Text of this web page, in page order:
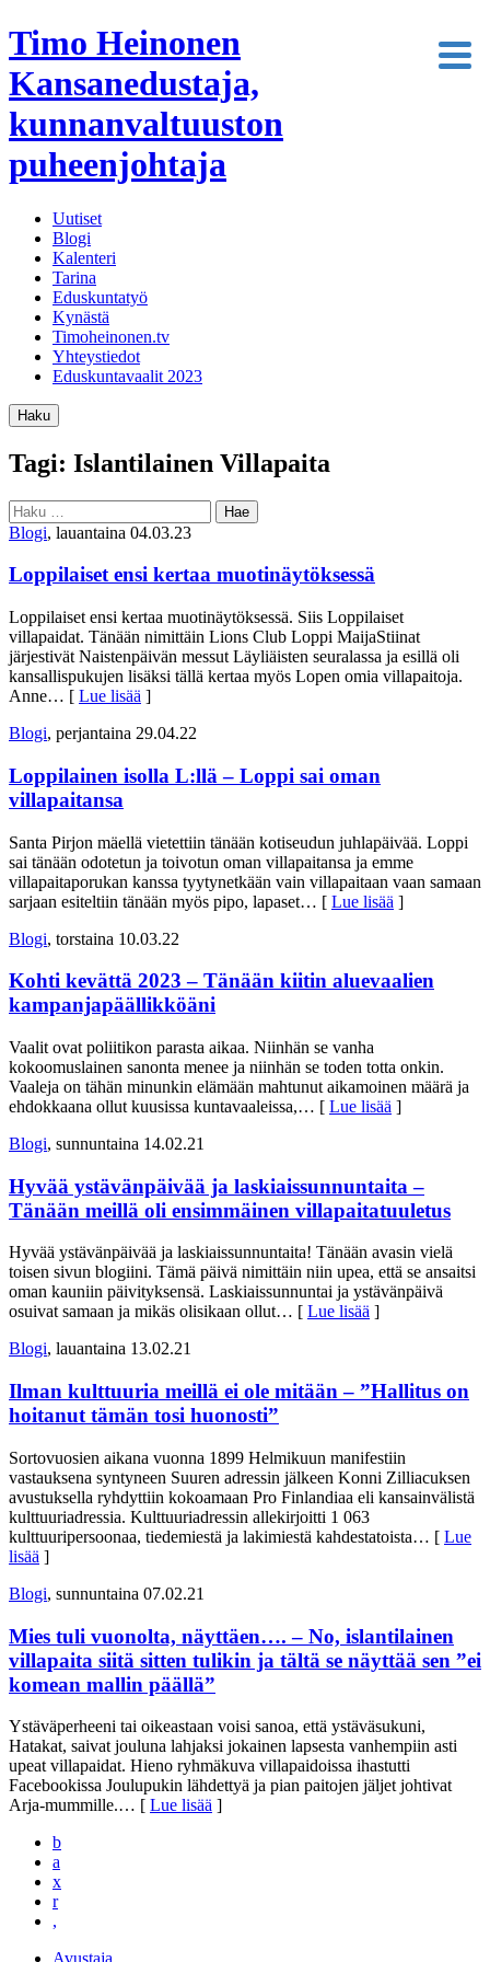
Timo Heinonen
Kansanedustaja,
kunnanvaltuuston
puheenjohtaja
Uutiset
Blogi
Kalenteri
Tarina
Eduskuntatyö
Kynästä
Timoheinonen.tv
Yhteystiedot
Eduskuntavaalit 2023
Haku
Tagi: Islantilainen Villapaita
Haku:
Blogi, lauantaina 04.03.23
Loppilaiset ensi kertaa muotinäytöksessä
Loppilaiset ensi kertaa muotinäytöksessä. Siis Loppilaiset
villapaidat. Tänään nimittäin Lions Club Loppi MaijaStiinat
järjestivät Naistenpäivän messut Läyliäisten seuralassa ja esillä oli
kansallispukujen lisäksi tällä kertaa myös Lopen omia villapaitoja.
Anne… [ Lue lisää ]
Blogi, perjantaina 29.04.22
Loppilainen isolla L:llä – Loppi sai oman
villapaitansa
Santa Pirjon mäellä vietettiin tänään kotiseudun juhlapäivää. Loppi
sai tänään odotetun ja toivotun oman villapaitansa ja emme
villapaitaporukan kanssa tyytynetkään vain villapaitaan vaan samaan
sarjaan esiteltiin tänään myös pipo, lapaset… [ Lue lisää ]
Blogi, torstaina 10.03.22
Kohti kevättä 2023 – Tänään kiitin aluevaalien
kampanjapäällikköäni
Vaalit ovat poliitikon parasta aikaa. Niinhän se vanha
kokoomuslainen sanonta menee ja niinhän se toden totta onkin.
Vaaleja on tähän minunkin elämään mahtunut aikamoinen määrä ja
ehdokkaana ollut kuusissa kuntavaaleissa,… [ Lue lisää ]
Blogi, sunnuntaina 14.02.21
Hyvää ystävänpäivää ja laskiaissunnuntaita –
Tänään meillä oli ensimmäinen villapaitatuuletus
Hyvää ystävänpäivää ja laskiaissunnuntaita! Tänään avasin vielä
toisen sivun blogiini. Tämä päivä nimittäin niin upea, että se ansaitsi
oman kauniin päivityksensä. Laskiaissunnuntai ja ystävänpäivä
osuivat samaan ja mikäs olisikaan ollut… [ Lue lisää ]
Blogi, lauantaina 13.02.21
Ilman kulttuuria meillä ei ole mitään – ”Hallitus on
hoitanut tämän tosi huonosti”
Sortovuosien aikana vuonna 1899 Helmikuun manifestiin
vastauksena syntyneen Suuren adressin jälkeen Konni Zilliacuksen
avustuksella ryhdyttiin kokoamaan Pro Finlandiaa eli kansainvälistä
kulttuuriadressia. Kulttuuriadressin allekirjoitti 1 063
kulttuuripersoonaa, tiedemiestä ja lakimiestä kahdestatoista… [ Lue
lisää ]
Blogi, sunnuntaina 07.02.21
Mies tuli vuonolta, näyttäen…. – No, islantilainen
villapaita siitä sitten tulikin ja tältä se näyttää sen ”ei
komean mallin päällä”
Ystäväperheeni tai oikeastaan voisi sanoa, että ystäväsukuni,
Hatakat, saivat jouluna lahjaksi jokainen lapsesta vanhempiin asti
upeat villapaidat. Hieno ryhmäkuva villapaidoissa ihastutti
Facebookissa Joulupukin lähdettyä ja pian paitojen jäljet johtivat
Arja-mummille.… [ Lue lisää ]
b
a
x
r
,